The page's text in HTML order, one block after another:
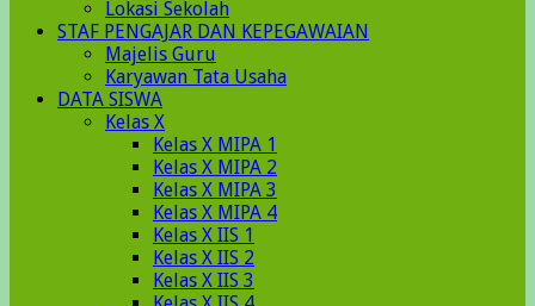
Lokasi Sekolah
STAF PENGAJAR DAN KEPEGAWAIAN
Majelis Guru
Karyawan Tata Usaha
DATA SISWA
Kelas X
Kelas X MIPA 1
Kelas X MIPA 2
Kelas X MIPA 3
Kelas X MIPA 4
Kelas X IIS 1
Kelas X IIS 2
Kelas X IIS 3